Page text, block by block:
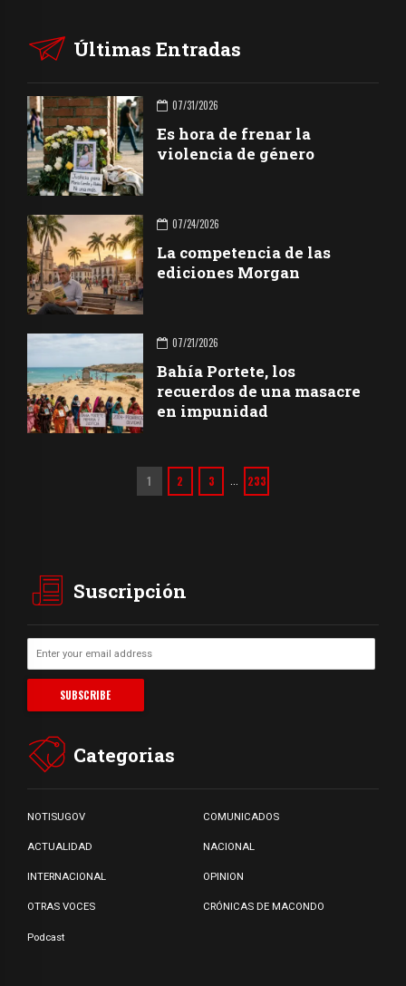
Últimas Entradas
07/31/2026
Es hora de frenar la
violencia de género
07/24/2026
La competencia de las
ediciones Morgan
07/21/2026
Bahía Portete, los
recuerdos de una masacre
en impunidad
1 2 3 … 233
Suscripción
Categorias
NOTISUGOV COMUNICADOS
ACTUALIDAD NACIONAL
INTERNACIONAL OPINION
OTRAS VOCES CRÓNICAS DE MACONDO
Podcast